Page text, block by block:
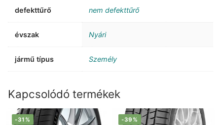
defekttűrő nem defekttűrő
évszak Nyári
jármű típus Személy
Kapcsolódó termékek
-31% -39%